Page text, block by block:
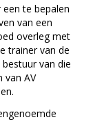
te bepalen
van een
overleg met
trainer van de
van die
van AV